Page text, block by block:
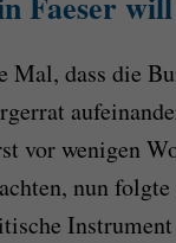
Mal, dass die
vor wenigen
nun